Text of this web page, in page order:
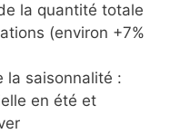
la quantité totale
(environ +7%
la saisonnalité :
en été et